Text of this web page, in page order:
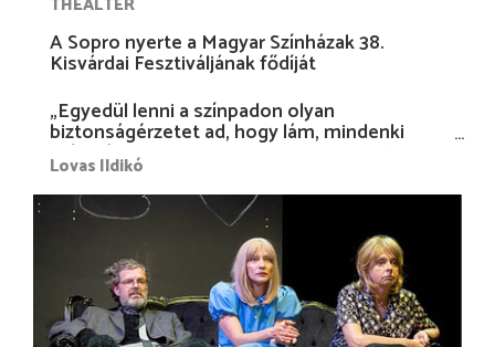
A Sopro nyerte a Magyar Színházak 38.
Kisvárdai Fesztiváljának fődíját
„Egyedül lenni a színpadon olyan
biztonságérzetet ad, hogy lám, mindenki
más nélkül is megvagyok magammal…”
Lovas Ildikó